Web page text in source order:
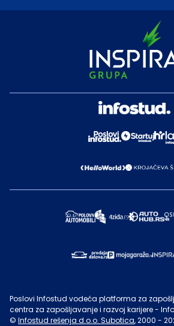
Poslovi Infostud vodeća platforma za
centra za zapošljavanje i razvoj karijere -
© Infostud rešenja d.o.o. Subotica, 2000 -